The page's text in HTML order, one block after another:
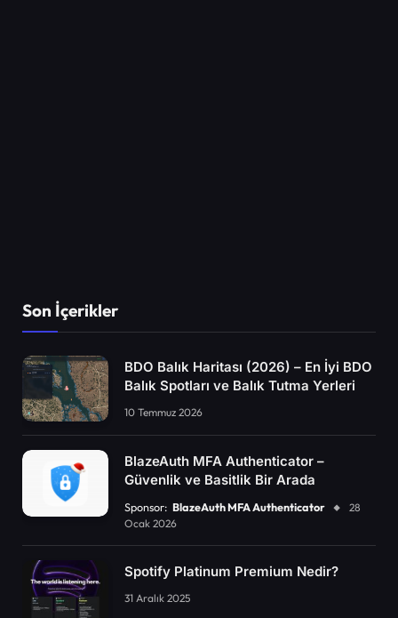
Son İçerikler
BDO Balık Haritası (2026) – En İyi BDO
Balık Spotları ve Balık Tutma Yerleri
10 Temmuz 2026
BlazeAuth MFA Authenticator –
Güvenlik ve Basitlik Bir Arada
Sponsor: BlazeAuth MFA Authenticator
28
Ocak 2026
Spotify Platinum Premium Nedir?
31 Aralık 2025